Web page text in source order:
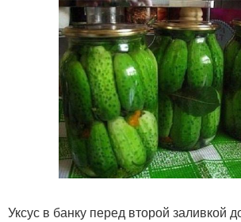
Уксус в банку перед второй заливкой